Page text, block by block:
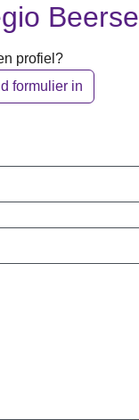
Beerse
profiel?
formulier in